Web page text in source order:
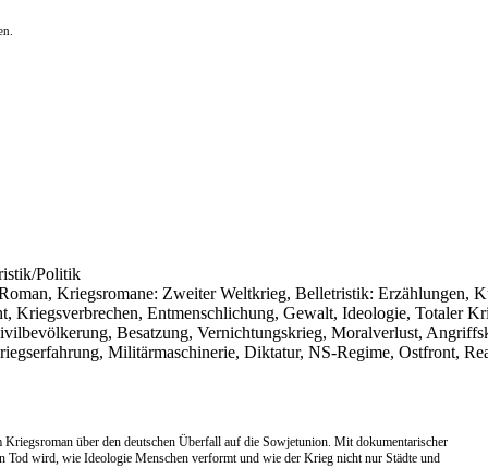
Politik
Kriegsromane: Zweiter Weltkrieg, Belletristik: Erzählungen,
Kriegsverbrechen, Entmenschlichung, Gewalt, Ideologie, Totaler
Besatzung, Vernichtungskrieg, Moralverlust,
Militärmaschinerie, Diktatur, NS-Regime, Ostfront,
über den deutschen Überfall auf die Sowjetunion. Mit dokumentarischer
wird, wie Ideologie Menschen verformt und wie der Krieg nicht nur Städte und